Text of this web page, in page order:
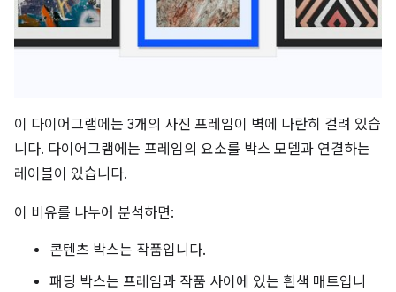
이 다이어그램에는 3개의 사진 프레임이 벽에 나란히 걸려 있습
니다. 다이어그램에는 프레임의 요소를 박스 모델과 연결하는
레이블이 있습니다.
이 비유를 나누어 분석하면:
콘텐츠 박스는 작품입니다.
패딩 박스는 프레임과 작품 사이에 있는 흰색 매트입니